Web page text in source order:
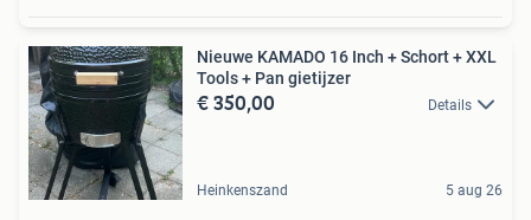
Nieuwe KAMADO 16 Inch + Schort + XXL
Tools + Pan gietijzer
€ 350,00 Details
Heinkenszand 5 aug 26